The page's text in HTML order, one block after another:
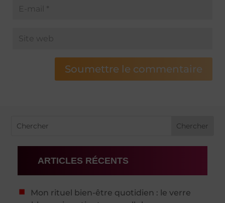
Soumettre le commentaire
ARTICLES RÉCENTS
Mon rituel bien-être quotidien : le verre